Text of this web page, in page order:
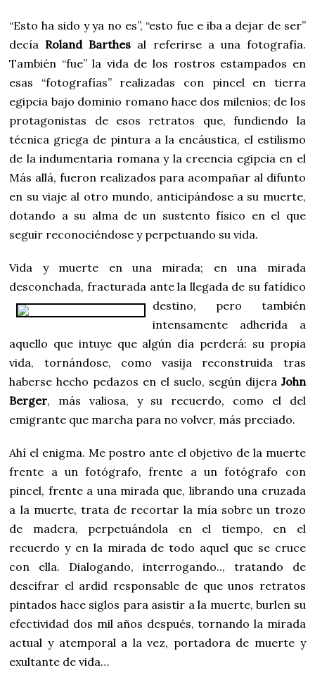
“Esto ha sido y ya no es”, “esto fue e iba a dejar de ser”
decía Roland Barthes al referirse a una fotografía.
También “fue” la vida de los rostros estampados en
esas “fotografías” realizadas con pincel en tierra
egipcia bajo dominio romano hace dos milenios; de los
protagonistas de esos retratos que, fundiendo la
técnica griega de pintura a la encáustica, el estilismo
de la indumentaria romana y la creencia egipcia en el
Más allá, fueron realizados para acompañar al difunto
en su viaje al otro mundo, anticipándose a su muerte,
dotando a su alma de un sustento físico en el que
seguir reconociéndose y perpetuando su vida.
Vida y muerte en una mirada; en una mirada
desconchada, fracturada ante la llegada de su fatídico
destino, pero también
intensamente adherida a
aquello que intuye que algún día perderá: su propia
vida, tornándose, como vasija reconstruida tras
haberse hecho pedazos en el suelo, según dijera John
Berger, más valiosa, y su recuerdo, como el del
emigrante que marcha para no volver, más preciado.
Ahí el enigma. Me postro ante el objetivo de la muerte
frente a un fotógrafo, frente a un fotógrafo con
pincel, frente a una mirada que, librando una cruzada
a la muerte, trata de recortar la mía sobre un trozo
de madera, perpetuándola en el tiempo, en el
recuerdo y en la mirada de todo aquel que se cruce
con ella. Dialogando, interrogando.., tratando de
descifrar el ardid responsable de que unos retratos
pintados hace siglos para asistir a la muerte, burlen su
efectividad dos mil años después, tornando la mirada
actual y atemporal a la vez, portadora de muerte y
exultante de vida…